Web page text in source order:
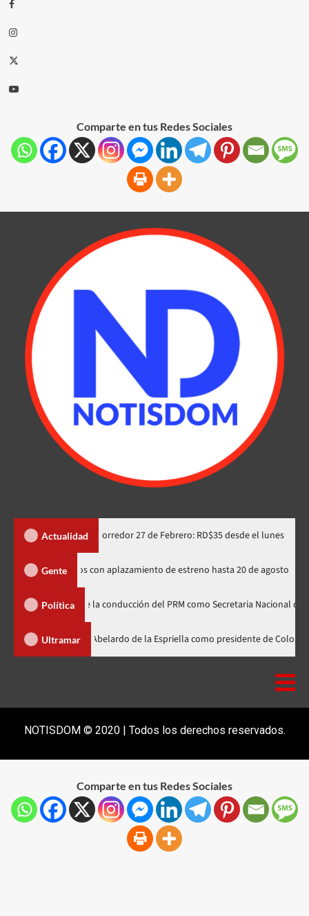
Comparte en tus Redes Sociales
Actualidad
en corredor 27 de Febrero: RD$35 desde el lunes
Gente
rusos de Spider-Man indignados con aplazamiento de estreno hasta 20
Política
línea de la conducción del PRM como Secretaria Nacional de
Ultramar
participa en la investidura de Abelardo de la Espriella como
NOTISDOM © 2020 | Todos los derechos reservados.
Comparte en tus Redes Sociales